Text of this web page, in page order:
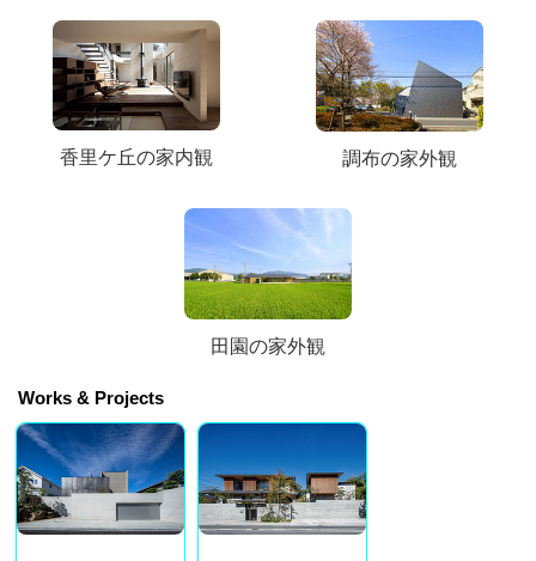
香里ケ丘の家内観 調布の家外観
田園の家外観
Works & Projects